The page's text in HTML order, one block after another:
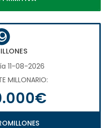
11-08-2026
MILLONARIO: